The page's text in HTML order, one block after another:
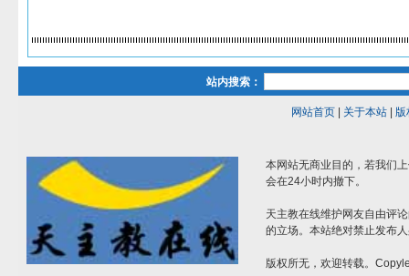
站内搜索：
网站首页| 关于本站| 版
本网站无商业目的，若我们
会在24小时内撤下。
天主教在线维护网友自由评
的立场。本站绝对禁止发布
版权所无，欢迎转载。